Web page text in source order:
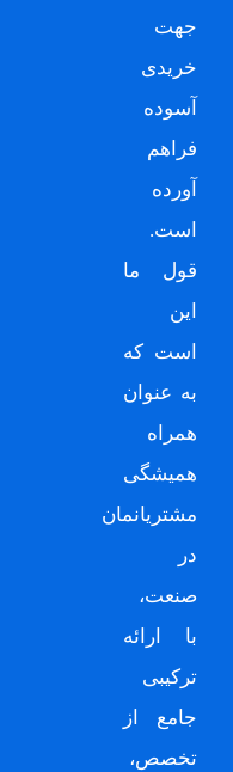
جهت
خریدی
آسوده
فراهم
آورده
است.
قول ما
این
است که
به عنوان
همراه
همیشگی
مشتریانمان
در
صنعت،
با ارائه
ترکیبی
جامع از
تخصص،